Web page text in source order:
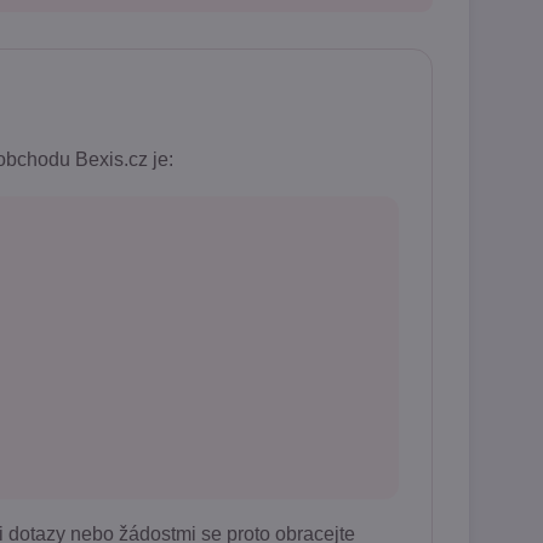
Bexis.cz je:
nebo žádostmi se proto obracejte